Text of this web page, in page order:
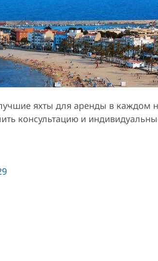
яхты для аренды в каждом
консультацию и